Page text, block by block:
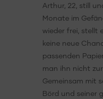
Arthur, 22, still
Monate im
wieder frei, stellt
keine neue
passenden
man ihn nicht
Gemeinsam mit
Börd und seiner